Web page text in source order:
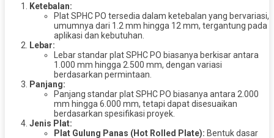
Ketebalan:
Plat SPHC PO tersedia dalam ketebalan yang bervariasi,
umumnya dari 1.2 mm hingga 12 mm, tergantung pada
aplikasi dan kebutuhan.
Lebar:
Lebar standar plat SPHC PO biasanya berkisar antara
1.000 mm hingga 2.500 mm, dengan variasi
berdasarkan permintaan.
Panjang:
Panjang standar plat SPHC PO biasanya antara 2.000
mm hingga 6.000 mm, tetapi dapat disesuaikan
berdasarkan spesifikasi proyek.
Jenis Plat:
Plat Gulung Panas (Hot Rolled Plate): Bentuk dasar